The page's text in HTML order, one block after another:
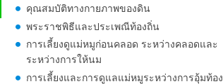
คุณสมบัติทางกายภาพของดิน
พระราชพิธีและประเพณีท้องถิ่น
การเลี้ยงดูแม่หมูก่อนคลอด ระหว่างคลอดและ
ระหว่างการให้นม
การเลี้ยงและการดูแลแม่หมูระหว่างการอุ้มท้อง